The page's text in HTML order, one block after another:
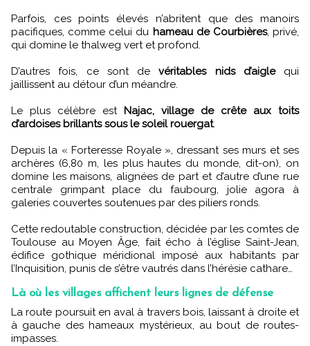
Parfois, ces points élevés n’abritent que des manoirs
pacifiques, comme celui du hameau de Courbières, privé,
qui domine le thalweg vert et profond.
D’autres fois, ce sont devéritables nids d’aiglequi
jaillissent au détour d’un méandre.
Le plus célèbre est
Najac, village de crête aux toits
d’ardoises brillants sous le soleil rouergat.
Depuis la « Forteresse Royale », dressant ses murs et ses
archères (6,80 m, les plus hautes du monde, dit-on), on
domine les maisons, alignées de part et d’autre d’une rue
centrale grimpant place du faubourg, jolie agora à
galeries couvertes soutenues par des piliers ronds.
Cette redoutable construction, décidée par les comtes de
Toulouse au Moyen Âge, fait écho à l’église Saint-Jean,
édifice gothique méridional imposé aux habitants par
l’Inquisition, punis de s’être vautrés dans l’hérésie cathare…
Là où les villages affichent leurs lignes de défense
La route poursuit en aval à travers bois, laissant à droite et
à gauche des hameaux mystérieux, au bout de routes-
impasses.